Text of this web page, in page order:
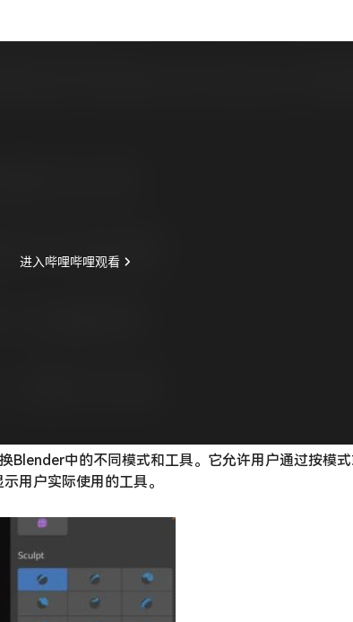
Blender中的不同模式和工具。它允许用户通过按模
用户实际使用的工具。